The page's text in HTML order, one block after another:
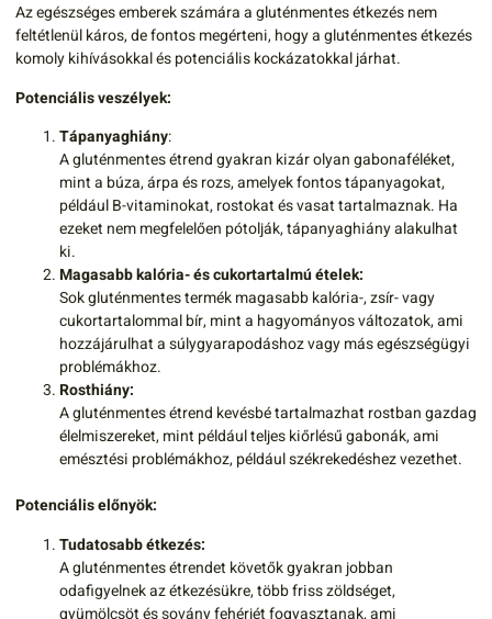
Az egészséges emberek számára a gluténmentes étkezés nem
feltétlenül káros, de fontos megérteni, hogy a gluténmentes étkezés
komoly kihívásokkal és potenciális kockázatokkal járhat.
Potenciális veszélyek:
Tápanyaghiány:
A gluténmentes étrend gyakran kizár olyan gabonaféléket,
mint a búza, árpa és rozs, amelyek fontos tápanyagokat,
például B-vitaminokat, rostokat és vasat tartalmaznak. Ha
ezeket nem megfelelően pótolják, tápanyaghiány alakulhat
ki.
Magasabb kalória- és cukortartalmú ételek:
Sok gluténmentes termék magasabb kalória-, zsír- vagy
cukortartalommal bír, mint a hagyományos változatok, ami
hozzájárulhat a súlygyarapodáshoz vagy más egészségügyi
problémákhoz.
Rosthiány:
A gluténmentes étrend kevésbé tartalmazhat rostban gazdag
élelmiszereket, mint például teljes kiőrlésű gabonák, ami
emésztési problémákhoz, például székrekedéshez vezethet.
Potenciális előnyök:
Tudatosabb étkezés:
A gluténmentes étrendet követők gyakran jobban
odafigyelnek az étkezésükre, több friss zöldséget,
gyümölcsöt és sovány fehérjét fogyasztanak, ami